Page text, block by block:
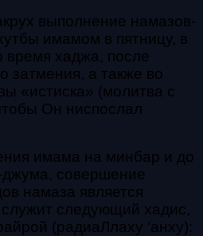
выполнение намазов-
имамом в пятницу, в
время хаджа, после
затмения, а также во
«истиска» (молитва с
Он ниспослал
имама на минбар и до
совершение
намаза является
следующий хадис,
(радиаЛлаху ‘анху):